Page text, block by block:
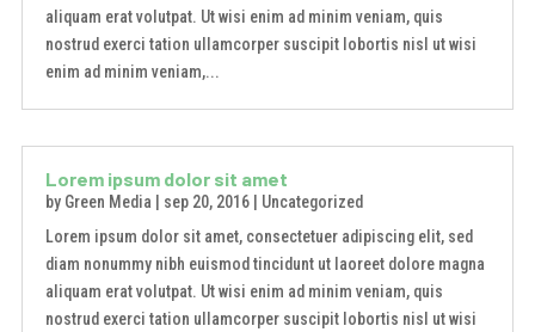
aliquam erat volutpat. Ut wisi enim ad minim veniam, quis
nostrud exerci tation ullamcorper suscipit lobortis nisl ut wisi
enim ad minim veniam,...
Lorem ipsum dolor sit amet
by Green Media sep 20, 2016| Uncategorized
Lorem ipsum dolor sit amet, consectetuer adipiscing elit, sed
diam nonummy nibh euismod tincidunt ut laoreet dolore magna
aliquam erat volutpat. Ut wisi enim ad minim veniam, quis
nostrud exerci tation ullamcorper suscipit lobortis nisl ut wisi